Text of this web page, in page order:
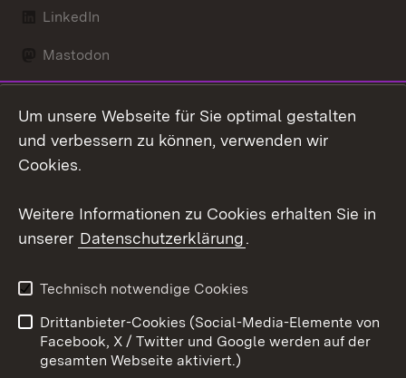
LinkedIn
Mastodon
X / Twitter
Youtube
Kontakt
Datenschutz
Barrierefreiheit
Impressum Cookies
Um unsere Webseite für Sie optimal gestalten
und verbessern zu können, verwenden wir
Cookies.
Weitere Informationen zu Cookies erhalten Sie in
unserer Datenschutzerklärung.
Technisch notwendige Cookies
Drittanbieter-Cookies (Social-Media-Elemente von
Facebook, X / Twitter und Google werden auf der
gesamten Webseite aktiviert.)